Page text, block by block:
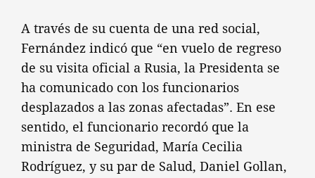
A través de su cuenta de una red social,
Fernández indicó que “en vuelo de regreso
de su visita oficial a Rusia, la Presidenta se
ha comunicado con los funcionarios
desplazados a las zonas afectadas”. En ese
sentido, el funcionario recordó que la
ministra de Seguridad, María Cecilia
Rodríguez, y su par de Salud, Daniel Gollan,